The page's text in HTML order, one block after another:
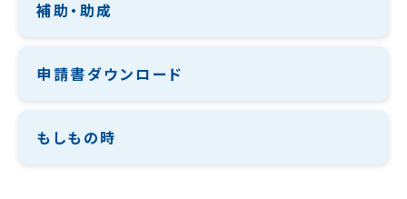
補助・助成
申請書ダウンロード
もしもの時